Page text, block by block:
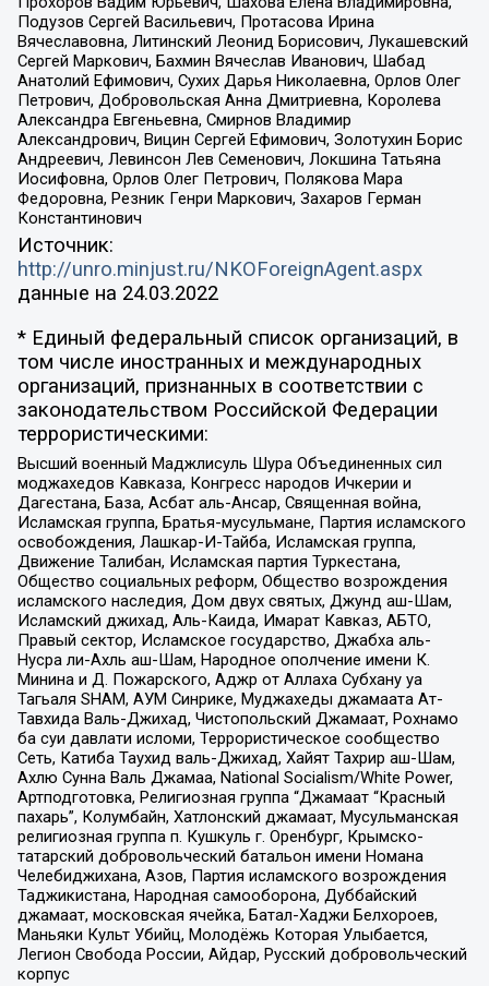
Подузов Сергей Васильевич, Протасова Ирина
Вячеславовна, Литинский Леонид Борисович, Лукашевский
Сергей Маркович, Бахмин Вячеслав Иванович, Шабад
Анатолий Ефимович, Сухих Дарья Николаевна, Орлов Олег
Петрович, Добровольская Анна Дмитриевна, Королева
Александра Евгеньевна, Смирнов Владимир
Александрович, Вицин Сергей Ефимович, Золотухин Борис
Андреевич, Левинсон Лев Семенович, Локшина Татьяна
Иосифовна, Орлов Олег Петрович, Полякова Мара
Федоровна, Резник Генри Маркович, Захаров Герман
Константинович
Источник:
http://unro.minjust.ru/NKOForeignAgent.aspx
данные на 24.03.2022
* Единый федеральный список организаций, в
том числе иностранных и международных
организаций, признанных в соответствии с
законодательством Российской Федерации
террористическими:
Высший военный Маджлисуль Шура Объединенных сил
моджахедов Кавказа, Конгресс народов Ичкерии и
Дагестана, База, Асбат аль-Ансар, Священная война,
Исламская группа, Братья-мусульмане, Партия исламского
освобождения, Лашкар-И-Тайба, Исламская группа,
Движение Талибан, Исламская партия Туркестана,
Общество социальных реформ, Общество возрождения
исламского наследия, Дом двух святых, Джунд аш-Шам,
Исламский джихад, Аль-Каида, Имарат Кавказ, АБТО,
Правый сектор, Исламское государство, Джабха аль-
Нусра ли-Ахль аш-Шам, Народное ополчение имени К.
Минина и Д. Пожарского, Аджр от Аллаха Субхану уа
Тагьаля SHAM, АУМ Синрике, Муджахеды джамаата Ат-
Тавхида Валь-Джихад, Чистопольский Джамаат, Рохнамо
ба суи давлати исломи, Террористическое сообщество
Сеть, Катиба Таухид валь-Джихад, Хайят Тахрир аш-Шам,
Ахлю Сунна Валь Джамаа, National Socialism/White Power,
Артподготовка, Религиозная группа “Джамаат “Красный
пахарь”, Колумбайн, Хатлонский джамаат, Мусульманская
религиозная группа п. Кушкуль г. Оренбург, Крымско-
татарский добровольческий батальон имени Номана
Челебиджихана, Азов, Партия исламского возрождения
Таджикистана, Народная самооборона, Дуббайский
джамаат, московская ячейка, Батал-Хаджи Белхороев,
Маньяки Культ Убийц, Молодёжь Которая Улыбается,
Легион Свобода России, Айдар, Русский добровольческий
корпус